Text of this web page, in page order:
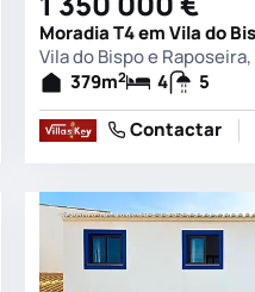
Vila do Bispo e
379m2 4
5
Contactar